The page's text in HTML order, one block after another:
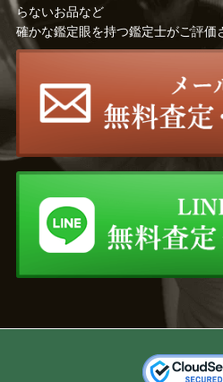
らないお品など
確かな鑑定眼を持つ鑑定士がご評価